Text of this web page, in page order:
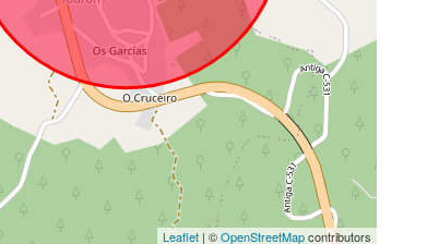
Leaflet | ©OpenStreetMapcontributors